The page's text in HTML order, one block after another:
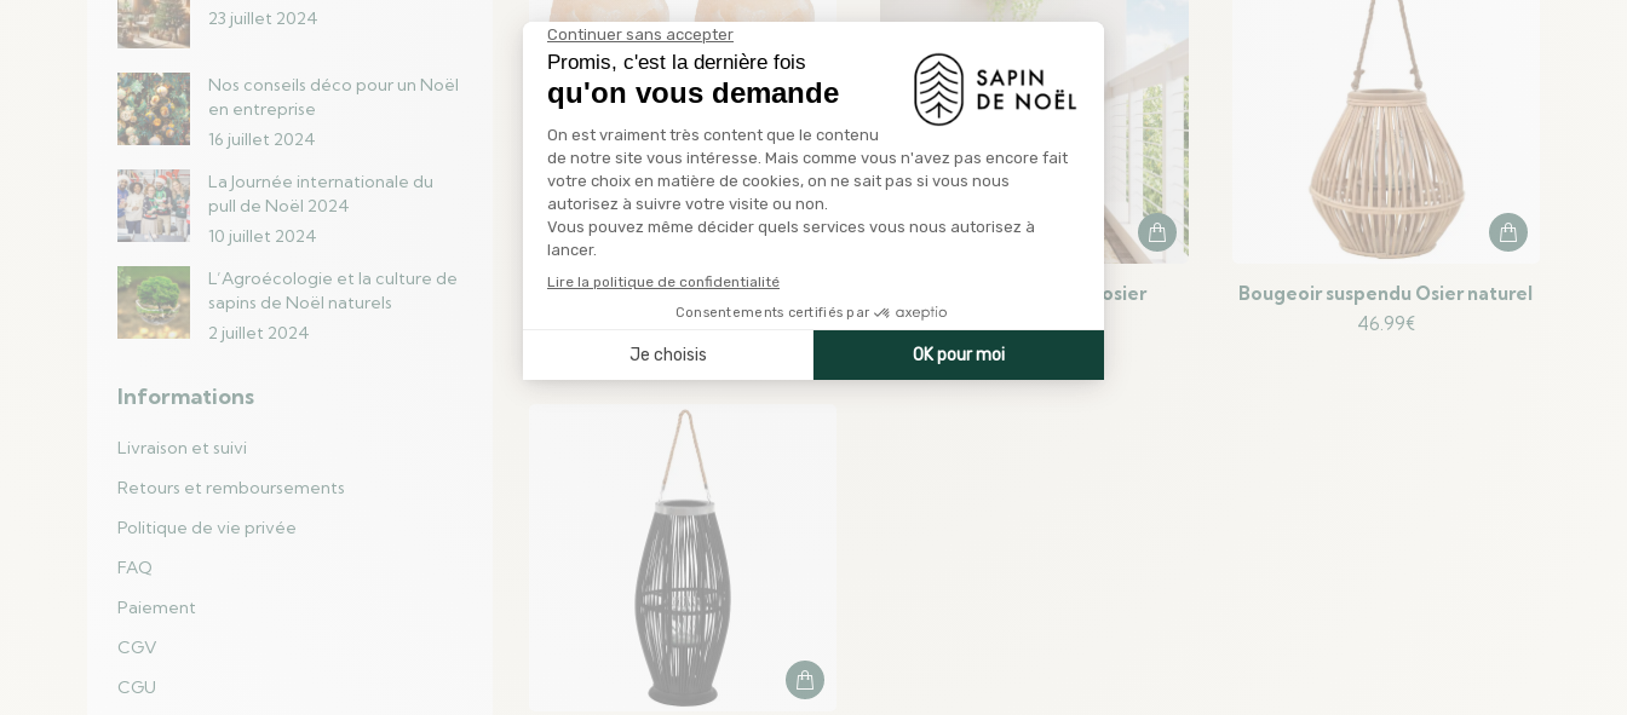
Bougeoirs en pierre de sel vidaXL
4 pièces 2,8 kg Rose
24.99€
Bougeoirs 3 pcs gris osier
Bougeoir suspendu Osier naturel
46.99€
23 juillet 2024
Nos conseils déco pour un Noël
en entreprise
16 juillet 2024
La Journée internationale du
pull de Noël 2024
10 juillet 2024
L’Agroécologie et la culture de
sapins de Noël naturels
2 juillet 2024
Informations
Livraison et suivi
Retours et remboursements
Politique de vie privée
FAQ
Paiement
CGV
CGU